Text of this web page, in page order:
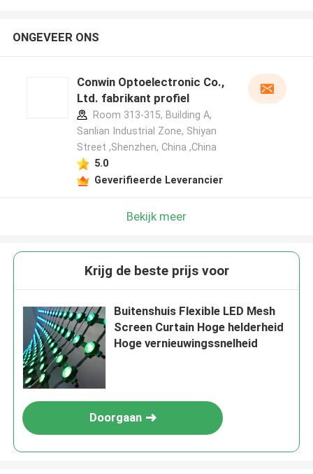
ONGEVEER ONS
Conwin Optoelectronic Co.,
Ltd. fabrikant profiel
Room 313-315, Building A,
Sanlian Industrial Zone, Shiyan
Street ,Shenzhen, China ,China
5.0
Geverifieerde Leverancier
Bekijk meer
Krijg de beste prijs voor
Buitenshuis Flexible LED Mesh
Screen Curtain Hoge helderheid
Hoge vernieuwingssnelheid
Doorgaan